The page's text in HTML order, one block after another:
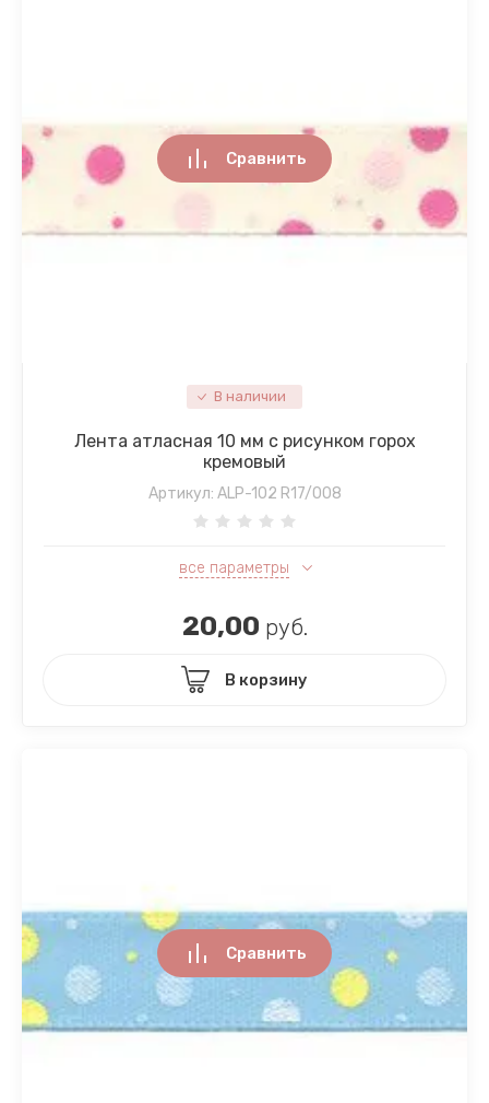
В наличии
Лента атласная 10 мм с рисунком горох
кремовый
Артикул: ALP-102 R17/008
все параметры
Сравнить
20,00 руб.
В корзину
Сравнить